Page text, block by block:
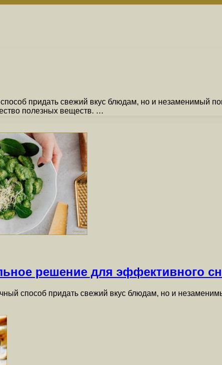
придать свежий вкус блюдам, но и незаменимый
полезных веществ. …
решение для эффективного
способ придать свежий вкус блюдам, но и